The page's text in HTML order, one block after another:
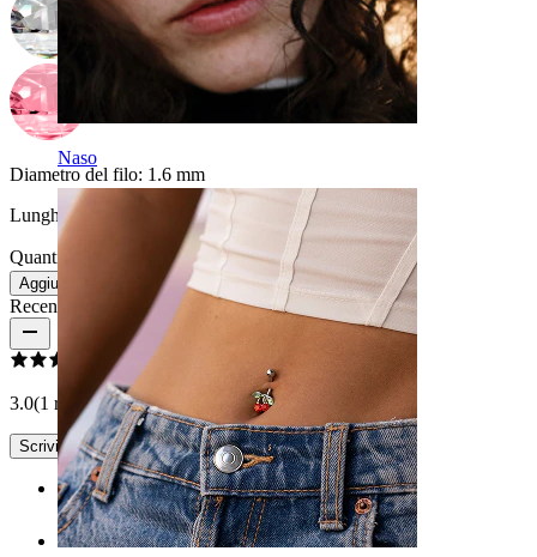
Naso
Diametro del filo: 1.6 mm
Lunghezza:
Quantità: 1
Aggiungi al carrello
Recensioni del prodotto
3.0(1 recensioni)
Scrivi una recensione
Rating